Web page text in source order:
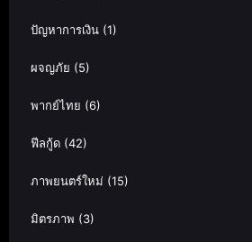
ปัญหาการเงิน (1)
ผจญภัย (5)
พากย์ไทย (6)
ฟีลกู้ด (42)
ภาพยนตร์ใหม่ (15)
มิตรภาพ (3)